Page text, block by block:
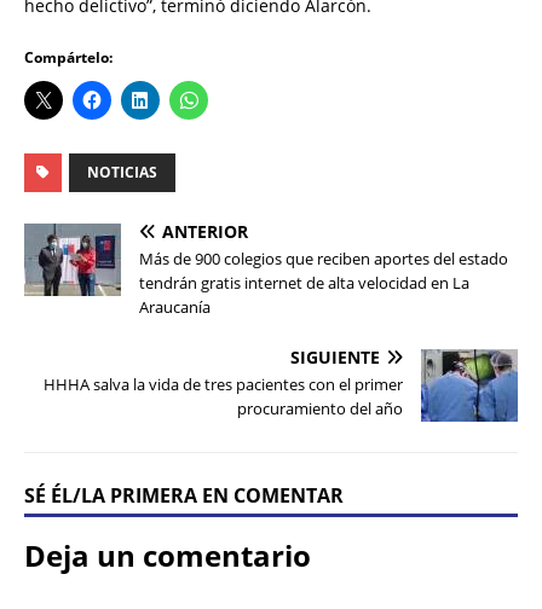
hecho delictivo”, terminó diciendo Alarcón.
Compártelo:
NOTICIAS
ANTERIOR
Más de 900 colegios que reciben aportes del estado
tendrán gratis internet de alta velocidad en La
Araucanía
SIGUIENTE
HHHA salva la vida de tres pacientes con el primer
procuramiento del año
SÉ ÉL/LA PRIMERA EN COMENTAR
Deja un comentario